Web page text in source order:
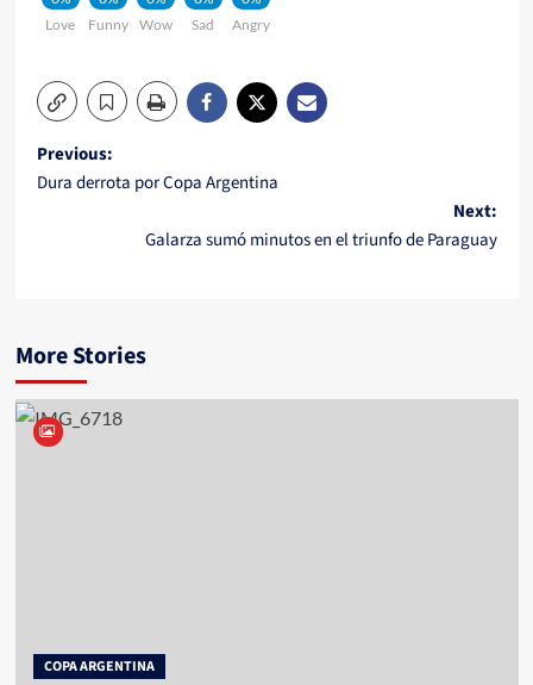
Love
Funny
Wow
Sad
Angry
Post
navigation
Previous:
Dura derrota por Copa Argentina
Next:
Galarza sumó minutos en el triunfo de Paraguay
More Stories
COPA ARGENTINA